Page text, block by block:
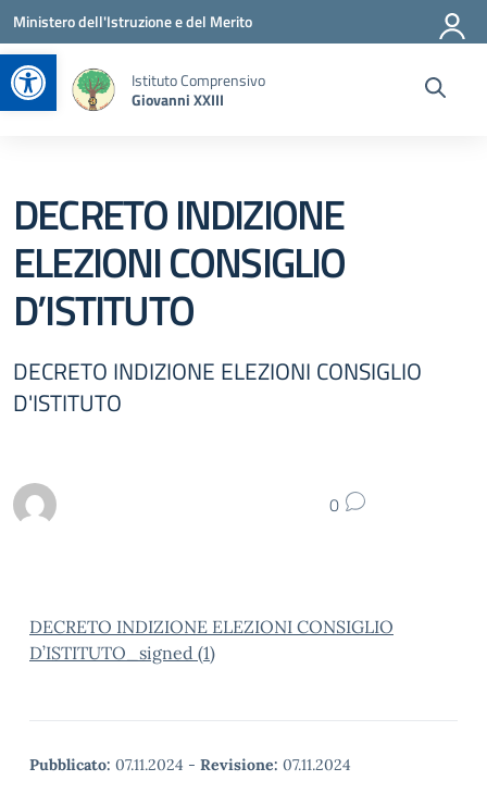
Apri la barra degli strumenti
Vai ai contenuti
Vai al menu di navigazione
Vai al footer
Ministero dell'Istruzione e del Merito
Istituto Comprensivo
Giovanni XXIII
DECRETO INDIZIONE
ELEZIONI CONSIGLIO
D’ISTITUTO
DECRETO INDIZIONE ELEZIONI CONSIGLIO
D'ISTITUTO
0
DECRETO INDIZIONE ELEZIONI CONSIGLIO
D’ISTITUTO_signed (1)
Pubblicato: 07.11.2024 - Revisione: 07.11.2024